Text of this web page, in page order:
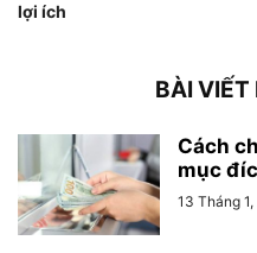
lợi ích
BÀI VIẾT
Cách
mục
13 Tháng